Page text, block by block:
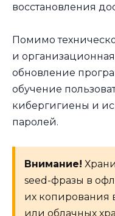
восстановления
Помимо
и
обновление
обучение
кибергигиены и
паролей.
Внимание!
seed-фразы в
их копирования
или облачных